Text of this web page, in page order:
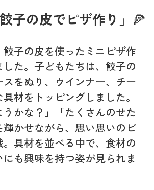
子の皮でピザ作り」🍕
子の皮を使ったミニピザ作
た。子どもたちは、餃子の
をぬり、ウインナー、チー
材をトッピングしました。
かな？」「たくさんのせた
かせながら、思い思いのピ
具材を並べる中で、食材の
も興味を持つ姿が見られま